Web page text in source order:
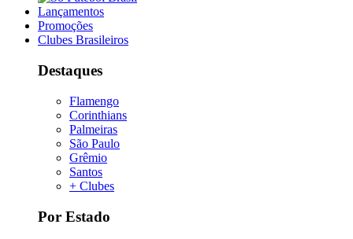
Lançamentos
Promoções
Clubes Brasileiros
Destaques
Flamengo
Corinthians
Palmeiras
São Paulo
Grêmio
Santos
+ Clubes
Por Estado